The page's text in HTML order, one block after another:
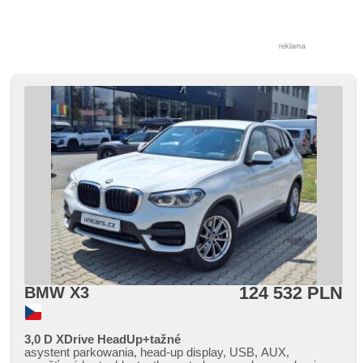
reklama
BMW X3 124 532 PLN
3,0 D XDrive HeadUp+tažné
asystent parkowania, head-up display, USB, AUX,